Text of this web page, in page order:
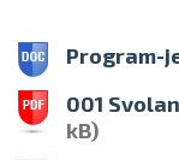
Program-
001
kB)